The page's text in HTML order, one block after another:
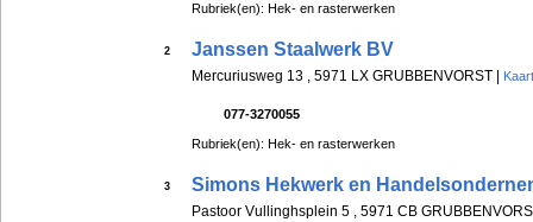
Rubriek(en): Hek- en rasterwerken
2 Janssen Staalwerk BV
Mercuriusweg 13 , 5971 LX GRUBBENVORST |
077-3270055
Rubriek(en): Hek- en rasterwerken
3 Simons Hekwerk en
Pastoor Vullinghsplein 5 , 5971 CB